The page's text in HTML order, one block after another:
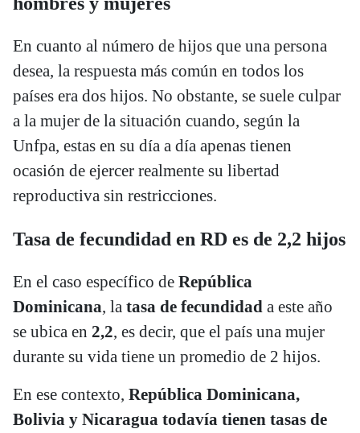
En cuanto al número de hijos que una persona
desea, la respuesta más común en todos los
países era dos hijos. No obstante, se suele culpar
a la mujer de la situación cuando, según la
Unfpa, estas en su día a día apenas tienen
ocasión de ejercer realmente su libertad
reproductiva sin restricciones.
Tasa de fecundidad en RD es de 2,2 hijos
En el caso específico de República
Dominicana, la tasa de fecundidad a este año
se ubica en 2,2, es decir, que el país una mujer
durante su vida tiene un promedio de 2 hijos.
En ese contexto, República Dominicana,
Bolivia y Nicaragua todavía tienen tasas de